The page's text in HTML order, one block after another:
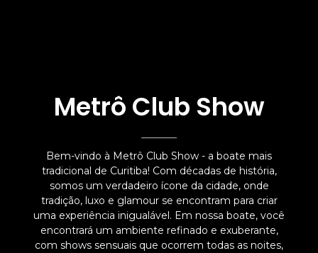
Metrô Club Show
Bem-vindo à Metrô Club Show - a boate mais
tradicional de Curitiba! Com décadas de história,
somos um verdadeiro ícone da cidade, onde
tradição, luxo e glamour se encontram para criar
uma experiência inigualável. Em nossa boate, você
encontrará um ambiente refinado e exuberante,
com shows sensuais que ocorrem todas as noites,